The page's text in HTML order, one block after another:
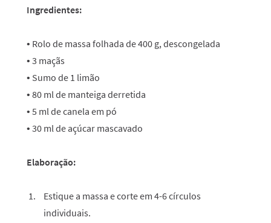
Ingredientes:
• Rolo de massa folhada de 400 g, descongelada
• 3 maçãs
• Sumo de 1 limão
• 80 ml de manteiga derretida
• 5 ml de canela em pó
• 30 ml de açúcar mascavado
Elaboração:
Estique a massa e corte em 4-6 círculos
individuais.